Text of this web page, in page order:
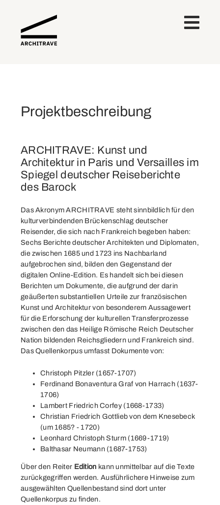
Projektbeschreibung
ARCHITRAVE: Kunst und
Architektur in Paris und Versailles im
Spiegel deutscher Reiseberichte
des Barock
Das Akronym ARCHITRAVE steht sinnbildlich für den
kulturverbindenden Brückenschlag deutscher
Reisender, die sich nach Frankreich begeben haben:
Sechs Berichte deutscher Architekten und Diplomaten,
die zwischen 1685 und 1723 ins Nachbarland
aufgebrochen sind, bilden den Gegenstand der
digitalen Online-Edition. Es handelt sich bei diesen
Berichten um Dokumente, die aufgrund der darin
geäußerten substantiellen Urteile zur französischen
Kunst und Architektur von besonderem Aussagewert
für die Erforschung der kulturellen Transferprozesse
zwischen den das Heilige Römische Reich Deutscher
Nation bildenden Reichsgliedern und Frankreich sind.
Das Quellenkorpus umfasst Dokumente von:
Christoph Pitzler (1657-1707)
Ferdinand Bonaventura Graf von Harrach (1637-
1706)
Lambert Friedrich Corfey (1668-1733)
Christian Friedrich Gottlieb von dem Knesebeck
(um 1685? - 1720)
Leonhard Christoph Sturm (1669-1719)
Balthasar Neumann (1687-1753)
Über den Reiter Edition kann unmittelbar auf die Texte
zurückgegriffen werden. Ausführlichere Hinweise zum
ausgewählten Quellenbestand sind dort unter
Quellenkorpus zu finden.